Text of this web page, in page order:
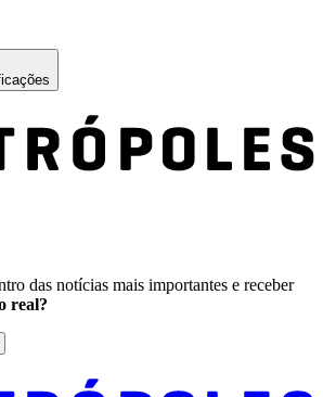
das notícias mais importantes e receber
real?